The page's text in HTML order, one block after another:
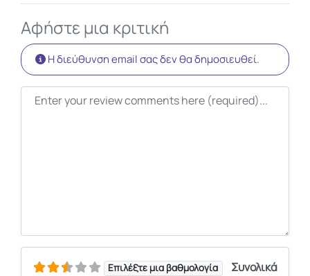
Αφήστε μια κριτική
Η διεύθυνση email σας δεν θα δημοσιευθεί.
Κείμενο κριτικής
Επιλέξτε μια βαθμολογία Συνολικά